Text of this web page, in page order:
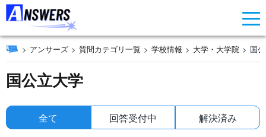
アンサーズ 質問カテゴリ一覧 学校情報 大学・大学院 国
国公立大学
全て 回答受付中 解決済み